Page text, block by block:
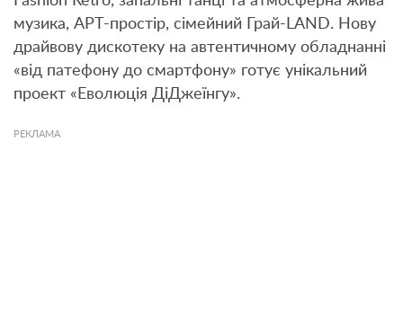
музика, АРТ-простір, сімейний Грай-LAND. Нову
драйвову дискотеку на автентичному обладнанні
«від патефону до смартфону» готує унікальний
проект «Еволюція ДіДжеїнгу».
РЕКЛАМА